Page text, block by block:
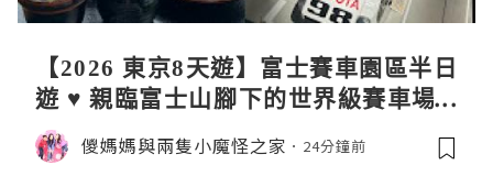
【2026 東京8天遊】富士賽車園區半日
遊 ♥ 親臨富士山腳下的世界級賽車場 F
uji SpeedWay。參觀富士賽車博物
館。到觀景餐廳邊觀賞賽車邊嘆午餐
儍媽媽與兩隻小魔怪之家 24分鐘前